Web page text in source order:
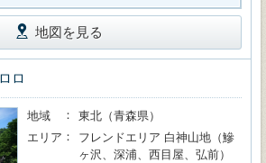
地図を見る
ロ
地域
東北（青森県）
エリア
フレンドエリア 白神山地（鰺
ヶ沢、深浦、西目屋、弘前）